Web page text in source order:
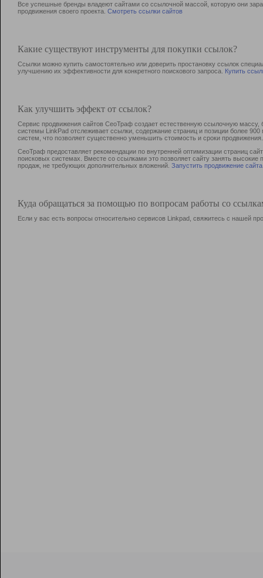
Все успешные бренды владеют сайтами со ссылочной массой, которую они
продвижения своего проекта. Смотреть ссылки сайтов
Какие существуют инструменты для покупки ссылок?
Ссылки можно купить самостоятельно или доверить простановку ссылок
улучшению их эффективности для конкретного поискового запроса. Купить
Как улучшить эффект от ссылок?
Сервис продвижения сайтов СеоТраф создает естественную ссылочную
системы LinkPad отслеживает ссылки, содержание страниц и позиции более
систем, что позволяет существенно уменьшить стоимость и сроки продвижения.
СеоТраф предоставляет рекомендации по внутренней оптимизации страниц
поисковых системах. Вместе со ссылками это позволяет сайту занять
продаж, не требующих дополнительных вложений. Запустить продвижение сайта
Куда обращаться за помощью по вопросам работы со
Если у вас есть вопросы относительно сервисов Linkpad, свяжитесь с нашей